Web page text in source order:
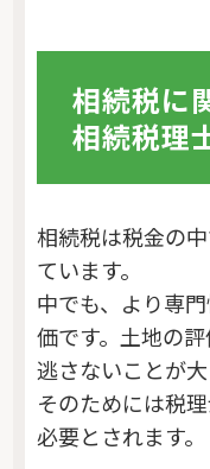
相続税に
相続税理
相続税は税金の
ています。
中でも、より専
価です。土地の
逃さないことが
そのためには税
必要とされます。